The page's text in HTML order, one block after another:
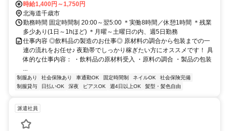
時給1,400円～1,750円
北海道千歳市
勤務時間 固定時間制 20:00～翌5:00 ＊実働8時間／休憩1時間 ＊残業
多少あり(1日～1hほど) ＊月曜～土曜日の内、週5日勤務
仕事内容 ◎飲料品の製造のお仕事◎ 原材料の調合から包装までの一
連の流れをお任せ♪ 夜勤帯でしっかり稼ぎたい方にオススメです！ 具
体的な仕事内容： ・飲料品の原材料受入 ・原料の調合 ・製品の包装
...
制服あり 社会保険あり 車通勤OK 固定時間制 ネイルOK
社会保険完備
制服貸与
日払いOK 深夜 ピアスOK 週4日以上OK 髪型・髪色自由
派遣社員